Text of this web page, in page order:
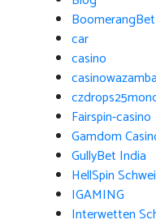
car
casino
casinowazamba
Fairspin-casino
Gamdom
GullyBet India
HellSpin
IGAMING
Interwetten